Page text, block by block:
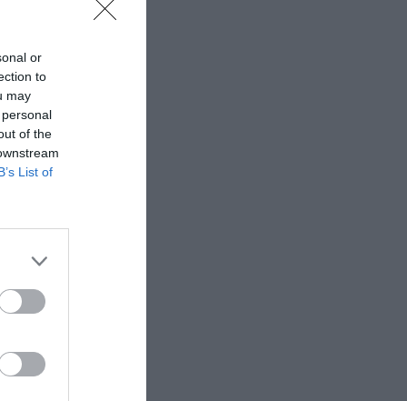
or
to
may
of the
List of